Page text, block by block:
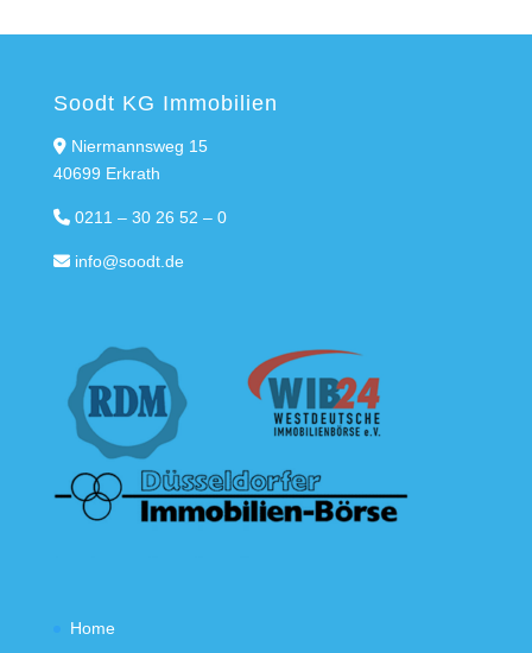
Soodt KG Immobilien
Niermannsweg 15
40699 Erkrath
0211 – 30 26 52 – 0
info@soodt.de
Home